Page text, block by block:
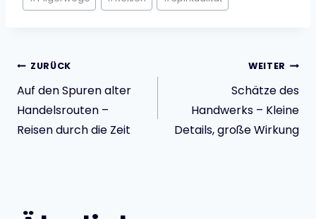
ZURÜCK
Auf den Spuren alter
Handelsrouten –
Reisen durch die Zeit
WEITER
Schätze des
Handwerks – Kleine
Details, große Wirkung